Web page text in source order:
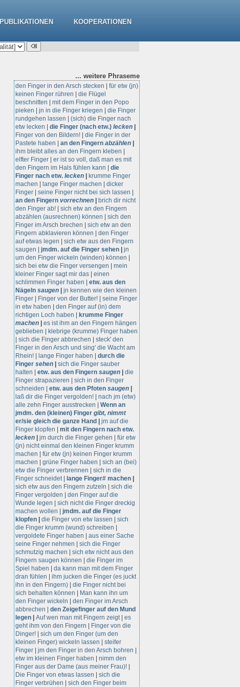
PUBLIKATIONEN KOOPERATIONEN
... weitere Phraseme
den Finger in den Arsch stecken
für etw (jn)
keinen Finger rühren
die Flügel
beschnitten
mit dem Finger in den Popo
pieken
jn in die Finger kriegen
die Finger
rundgehen lassen
(sich) die Finger nach
etw lecken
die Finger (nach etw.) lecken
Finger von den Bildern!
die Finger in der
Pastete haben
an den Fingern abzählen
ihm bleibt alles an den Fingern kleben
elfter Finger
er ist so voll, daß man es mit
den Fingern im Hals fühlen kann
die
Finger nach etw. lecken
krumme Finger
machen
lange Finger machen
dicker
Finger
seine Finger nicht bei sich lassen
an den Fingern vorrechnen
brich dir nicht
den Finger ab!
sich etw an den Fingern
abzählen (ausrechnen) können
sich den
Finger im Arsch brechen
sich etw an den
Fingern abklavieren können
den Finger
auf etwas legen
sich etw aus den Fingern
saugen
jmdm. auf die Finger sehen
jn
um den Finger wickeln (winden) können
sich bei etw die Finger versengen
mein
kleiner Finger sagt mir das
einen
schlimmen Finger haben
etw. aus den
Nägeln saugen
jn kennen wie den kleinen
Finger
Finger von der Butter!
seine Finger
in etw haben
den Finger auf (in) dem
richtigen Loch haben
krumme Finger
machen
es ist ihm an den Fingern hängen
geblieben
klebrige (krumme) Finger haben
sich die Finger abbrechen
steck' den
Finger in den Arsch und sing' die Wacht am
Rhein!
lange Finger haben
durch die
Finger sehen
sich die Finger sauber
halten
etw. aus den Fingern saugen
die
Finger strapazieren
sich in den Finger
schneiden
etw. aus den Pfoten saugen
laß dir die Finger vergolden!
nach jm (etw)
alle zehn Finger ausstrecken
Wenn an
jmdm. den (kleinen) Finger gibt, nimmt
er/sie gleich die ganze Hand
jm auf die
Finger klopfen
mit den Fingern nach etw.
lecken
jm durch die Finger gehen
für etw
(jn) nicht einmal den kleinen Finger krumm
machen
für etw (jn) keinen Finger krumm
machen
grüne Finger haben
sich an (bei)
etw die Finger verbrennen
sich in die
Finger schneidet| lange Finger# machen
sich etw aus den Fingern zutzeln
sich die
Finger vergolden
den Finger auf die
Wunde legen
sich nicht die Finger dreckig
machen wollen
jmdm. auf die Finger
klopfen
die Finger von etw lassen
sich
die Finger krumm (wund) schreiben
vergoldete Finger haben
aus einer Sache
seine Finger nehmen
sich die Finger
schmutzig machen
sich etw nicht aus den
Fingern saugen können
die Finger im
Spiel haben
da kann man mit dem Finger
dran fühlen
ihm jucken die Finger (es juckt
ihn in den Fingern)
die Finger nicht bei
sich behalten können
Man kann ihn um
den Finger wickeln
den Finger im Arsch
abbrechen
den Zeigefinger auf den Mund
legen
Auf wen man mit Fingern zeigt| es
geht ihm von den Fingern
Finger von die
Dinger!
sich um den Finger (um den
kleinen Finger) wickeln lassen
steifer
Finger
jm den Finger in den Arsch bohren
etw im kleinen Finger haben
nimm den
Finger aus der Dame (aus meiner Frau)!
Die Finger von etwas lassen
sich die
Finger verbrühen
sich den Finger beim